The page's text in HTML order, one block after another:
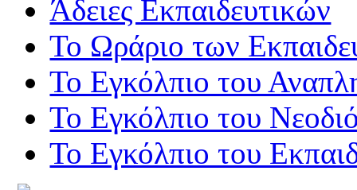
Άδειες Εκπαιδευτικών
Το Ωράριο των
Το Εγκόλπιο του
Το Εγκόλπιο του
Το Εγκόλπιο του